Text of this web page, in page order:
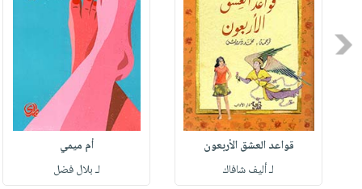
Previous
قواعد العشق الأربعون
لـ أليف شافاك
أم ميمي
لـ بلال فضل